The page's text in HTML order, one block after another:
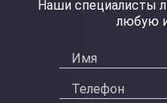
Наши специалисты
любую